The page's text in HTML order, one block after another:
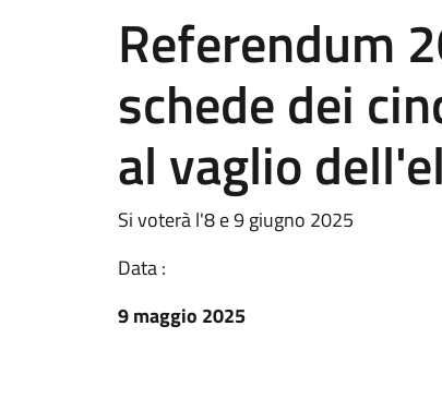
Referendum
schede dei
al vaglio
Si voterà l'8 e 9 giugno 2025
Data :
9 maggio 2025